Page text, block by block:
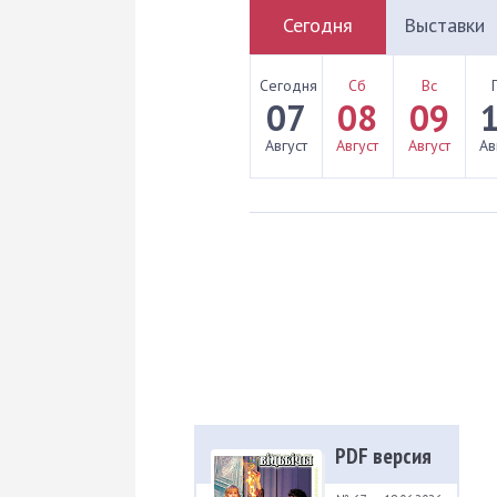
Сегодня Выставки
Сегодня
07
Август
Сб
08
Август
Вс
09
Август
PDF версия